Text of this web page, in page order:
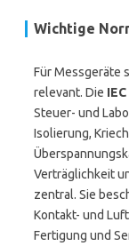
Wichtige
Für Messgeräte
relevant. Die
Steuer- und
Isolierung,
Verträglichkeit
zentral. Sie
Kontakt- und
Fertigung und